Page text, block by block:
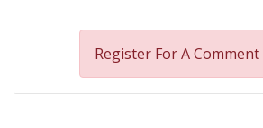
Register For A Comment